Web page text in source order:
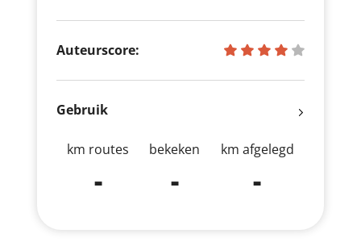
Auteurscore:
Gebruik
km routes
-
bekeken
-
km afgelegd
-